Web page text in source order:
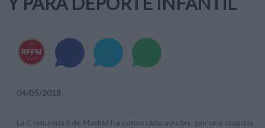
04/05/2018
La Comunidad de Madrid ha convocado ayudas, por una cuantía